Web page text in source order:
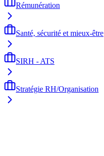
Rémunération
Santé, sécurité et mieux-être
SIRH - ATS
Stratégie RH/Organisation